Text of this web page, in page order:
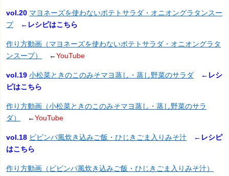
vol.20 マヨネーズを使わないポテトサラダ・オニオングラタンスー
プ←レシピはこちら
作り方動画（マヨネーズを使わないポテトサラダ・オニオングラタ
ンスープ）
←YouTube
vol.19 小松菜ときのこのみそマヨ蒸し・蒸し野菜のサラダ
←レシ
ピはこちら
作り方動画（小松菜ときのこのみそマヨ蒸し・蒸し野菜のサラ
ダ）
←YouTube
vol.18 ビビンパ風炊き込みご飯・ひじきごま入りみそ汁 ← レシピ
はこちら
作り方動画（ビピンパ風炊き込みご飯・ひじきごま入りみそ汁）